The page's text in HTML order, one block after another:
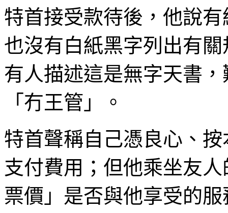
特首接受款待後，他說
也沒有白紙黑字列出有
有人描述這是無字天書
「冇王管」。
特首聲稱自己憑良心、
支付費用；但他乘坐友
票價」是否與他享受的